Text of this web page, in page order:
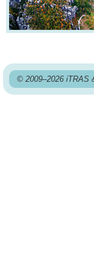
© 2009–2026 iTRAS